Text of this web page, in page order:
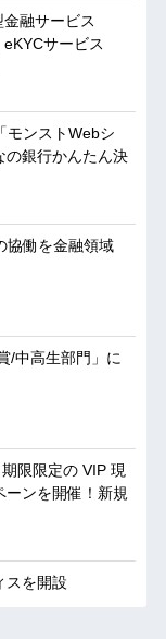
融サービス
eKYCサービス
モンストWebシ
の銀行かんたん決
協働を金融領域
/中高生部門」に
限限定の VIP 現
ンを開催！新規
スを開設